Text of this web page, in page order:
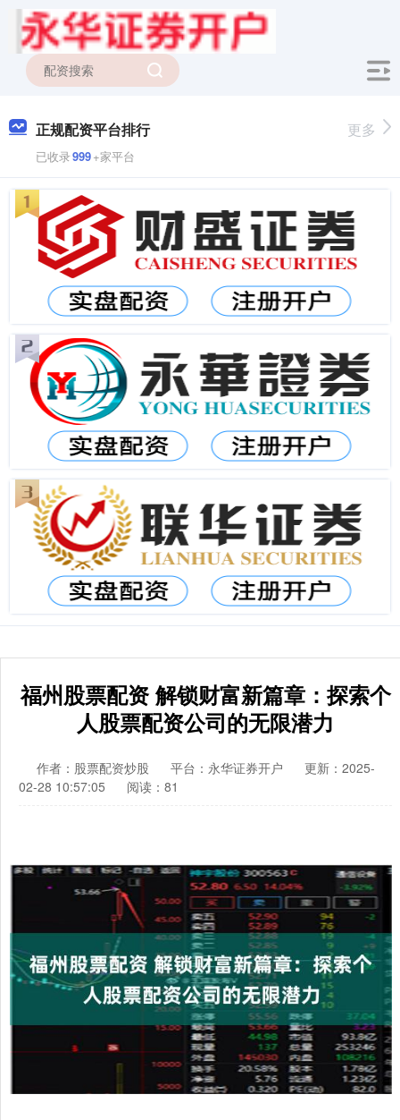
正规配资平台排行
已收录999+家平台
更多
福州股票配资 解锁财富新篇章：探索个
人股票配资公司的无限潜力
作者：股票配资炒股 平台：永华证券开户
更新：2025-
02-28 10:57:05
阅读：81